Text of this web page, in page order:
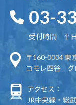
03-
受付時間 平
〒160-0004 東
コモレ四谷 グ
アクセス：
JR中央線・